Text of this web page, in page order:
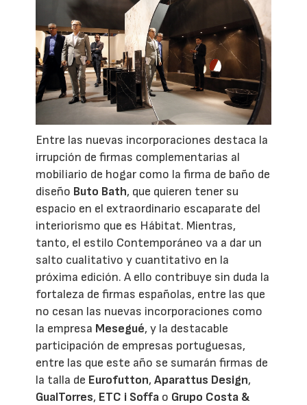
Entre las nuevas incorporaciones destaca la
irrupción de firmas complementarias al
mobiliario de hogar como la firma de baño de
diseño Buto Bath, que quieren tener su
espacio en el extraordinario escaparate del
interiorismo que es Hábitat. Mientras,
tanto, el estilo Contemporáneo va a dar un
salto cualitativo y cuantitativo en la
próxima edición. A ello contribuye sin duda la
fortaleza de firmas españolas, entre las que
no cesan las nuevas incorporaciones como
la empresa Mesegué, y la destacable
participación de empresas portuguesas,
entre las que este año se sumarán firmas de
la talla de Eurofutton,Aparattus Design,
GualTorres, ETC i Soffa o Grupo Costa &